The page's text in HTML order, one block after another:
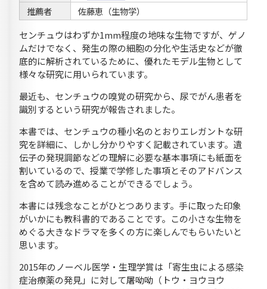
推薦者
佐藤恵（生物学）
センチュウはわずか1mm程度の地味な生物ですが、ゲノ
ムだけでなく、発生の際の細胞の分化や生活史などが徹
底的に解析されているために、優れたモデル生物として
様々な研究に用いられています。
最近も、センチュウの嗅覚の研究から、尿でがん患者を
識別するという研究が報告されました。
本書では、センチュウの種小名のとおりエレガントな研
究を詳細に、しかし分かりやすく記載されています。遺
伝子の発現調節などの理解に必要な基本事項にも紙面を
割いているので、授業で学修した事項とそのアドバンス
を含めて読み進めることができるでしょう。
本書には残念なことがひとつあります。手に取った印象
がいかにも教科書的であることです。この小さな生物を
めぐる大きなドラマを多くの方に楽しんでもらいたいと
思います。
2015年のノーベル医学・生理学賞は「寄生虫による感染
症治療薬の発見」に対して屠呦呦（トウ・ヨウヨウ